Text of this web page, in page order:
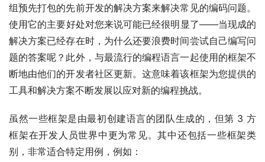
组预先打包的先前开发的解决方案来解决常见的编码问题。
使用它的主要好处对您来说可能已经很明显了——当现成的
解决方案已经存在时，为什么还要浪费时间尝试自己编写问
题的答案呢？此外，与最流行的编程语言一起使用的框架不
断地由他们的开发者社区更新。这意味着该框架为您提供的
工具和解决方案不断发展以应对新的编程挑战。
虽然一些框架是由最初创建语言的团队生成的，但第 3 方
框架在开发人员世界中更为常见。其中还包括一些框架类
别，非常适合特定用例，例如：